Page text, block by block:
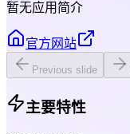
暂无应用简介
官方网站
Previous slide
主要特性